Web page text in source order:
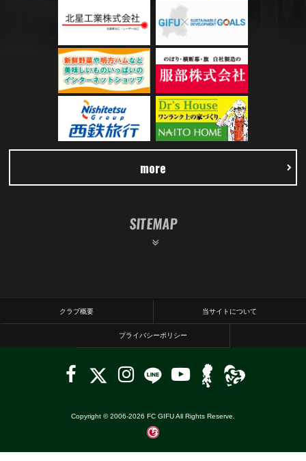
more
SITEMAP
クラブ概要 当サイトについて
プライバシーポリシー
Copyright © 2006-2026 FC GIFU All Rights Reserve.